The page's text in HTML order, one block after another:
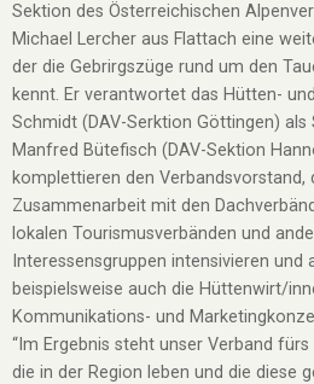
Sektion des Österreichischen
Michael Lercher aus Flattach eine
der die Gebrirgszüge rund um den
kennt. Er verantwortet das Hütten-
Schmidt (DAV-Serktion Göttingen) als
Manfred Bütefisch (DAV-Sektion
komplettieren den Verbandsvorstand,
Zusammenarbeit mit den
lokalen Tourismusverbänden und
Interessensgruppen intensivieren und
beispielsweise auch die Hüttenwirt/
Kommunikations- und
“Im Ergebnis steht unser Verband
die in der Region leben und die diese